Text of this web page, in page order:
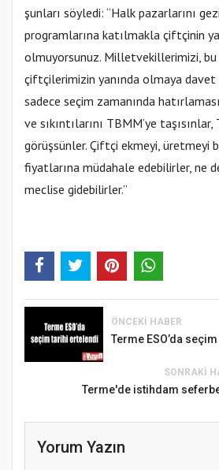
şunları söyledi: “Halk pazarlarını
programlarına katılmakla çiftçinin
olmuyorsunuz. Milletvekillerimizi,
çiftçilerimizin yanında olmaya
sadece seçim zamanında
ve sıkıntılarını TBMM’ye taşısınlar,
görüşsünler. Çiftçi ekmeyi, üretmeyi
fiyatlarına müdahale edebilirler, ne
meclise gidebilirler.”
ÖNCEKI HABER
Terme ESO’da
SONRAKI
Terme'de istihdam
Yorum Yazın